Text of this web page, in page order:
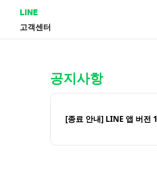
LINE
고객센터
공지사항
[종료 안내] LINE 앱 버전